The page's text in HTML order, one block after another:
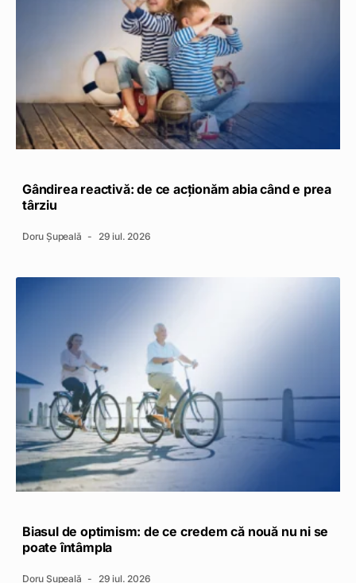
Gândirea reactivă: de ce acționăm abia când e prea
târziu
Doru Șupeală 29 iul. 2026
Biasul de optimism: de ce credem că nouă nu ni se
poate întâmpla
Doru Șupeală 29 iul. 2026